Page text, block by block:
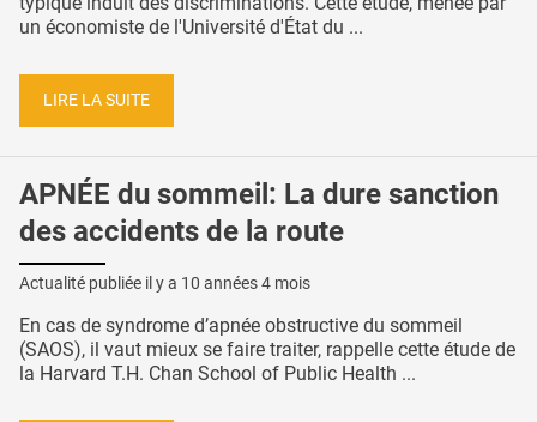
un économiste de l'Université d'État du ...
LIRE LA SUITE
APNÉE du sommeil: La dure sanction
des accidents de la route
Actualité publiée il y a 10 années 4 mois
En cas de syndrome d’apnée obstructive du sommeil
(SAOS), il vaut mieux se faire traiter, rappelle cette étude de
la Harvard T.H. Chan School of Public Health ...